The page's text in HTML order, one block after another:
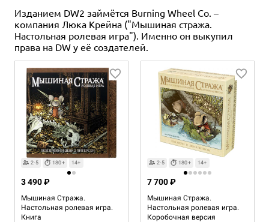
Изданием DW2 займётся Burning Wheel Co. –
компания Люка Крейна ("Мышиная стража.
Настольная ролевая игра"). Именно он выкупил
права на DW у её создателей.
2-5 180+ 14+
Мышиная Стража.
Настольная ролевая игра.
Книга
3 490 ₽
2-5 180+ 14+
Мышиная Стража.
Настольная ролевая игра.
Коробочная версия
7 700 ₽